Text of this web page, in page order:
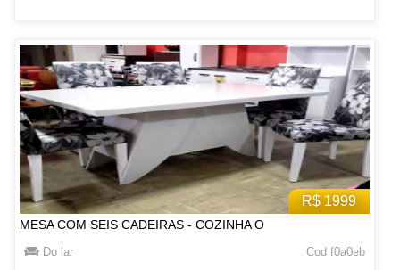
R$ 1999
MESA COM SEIS CADEIRAS - COZINHA O
Do lar Cod f0a0eb